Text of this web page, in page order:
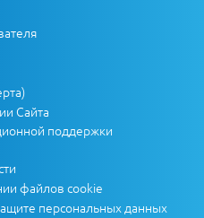
Сайта
поддержки
файлов cookie
персональных данных